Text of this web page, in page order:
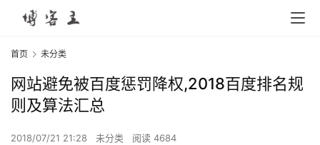
首页 未分类
网站避免被百度惩罚降权,2018百度排名规
则及算法汇总
2018/07/21 21:28 未分类 阅读 4684